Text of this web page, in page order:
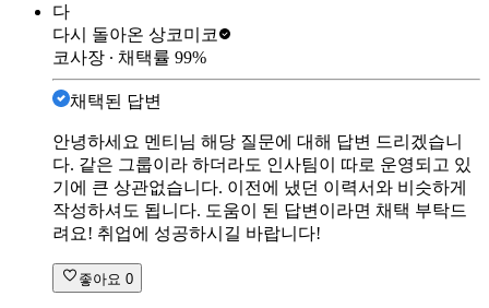
다
다시 돌아온 상코미코
코사장 ∙ 채택률 99%
채택된 답변
안녕하세요 멘티님 해당 질문에 대해 답변 드리겠습니
다. 같은 그룹이라 하더라도 인사팀이 따로 운영되고 있
기에 큰 상관없습니다. 이전에 냈던 이력서와 비슷하게
작성하셔도 됩니다. 도움이 된 답변이라면 채택 부탁드
려요! 취업에 성공하시길 바랍니다!
좋아요 0